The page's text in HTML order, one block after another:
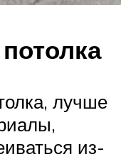
лучше
из-